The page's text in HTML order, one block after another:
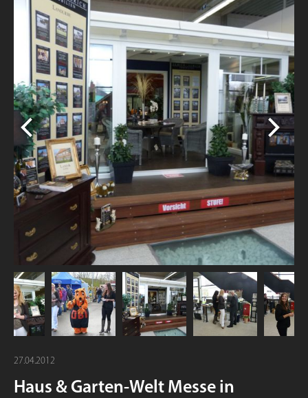
27.04.2012
Haus & Garten-Welt Messe in